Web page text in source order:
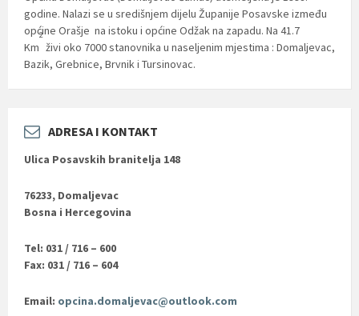
godine. Nalazi se u središnjem dijelu Županije Posavske između
općine Orašje na istoku i općine Odžak na zapadu. Na 41.7
Km
2
živi oko 7000 stanovnika u naseljenim mjestima : Domaljevac,
Bazik, Grebnice, Brvnik i Tursinovac.
ADRESA I KONTAKT
Ulica Posavskih branitelja 148
76233, Domaljevac
Bosna i Hercegovina
Tel: 031 / 716 – 600
Fax: 031 / 716 – 604
Email: opcina.domaljevac@outlook.com